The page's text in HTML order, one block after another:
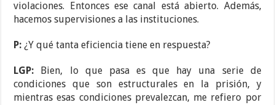
violaciones. Entonces ese canal está abierto. Además,
hacemos supervisiones a las instituciones.
P:¿Y qué tanta eficiencia tiene en respuesta?
LGP:
Bien, lo que pasa es que hay una serie de
condiciones que son estructurales en la prisión, y
mientras esas condiciones prevalezcan, me refiero por